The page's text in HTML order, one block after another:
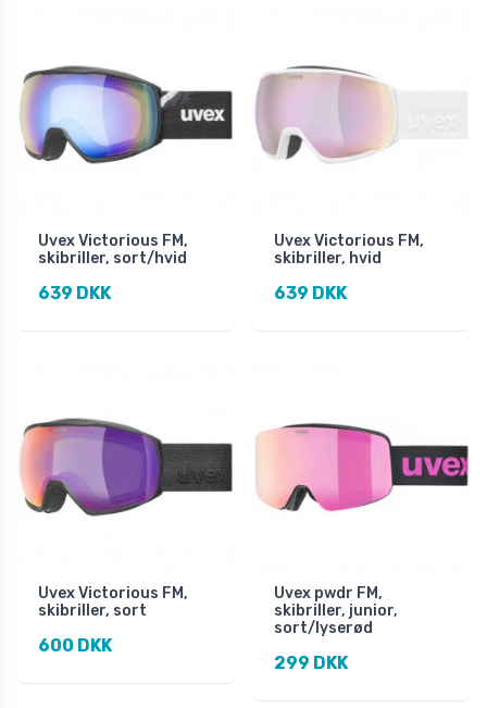
Uvex Victorious FM,
skibriller, sort/hvid
639 DKK
Uvex Victorious FM,
skibriller, hvid
639 DKK
Uvex Victorious FM,
skibriller, sort
600 DKK
Uvex pwdr FM,
skibriller, junior,
sort/lyserød
299 DKK